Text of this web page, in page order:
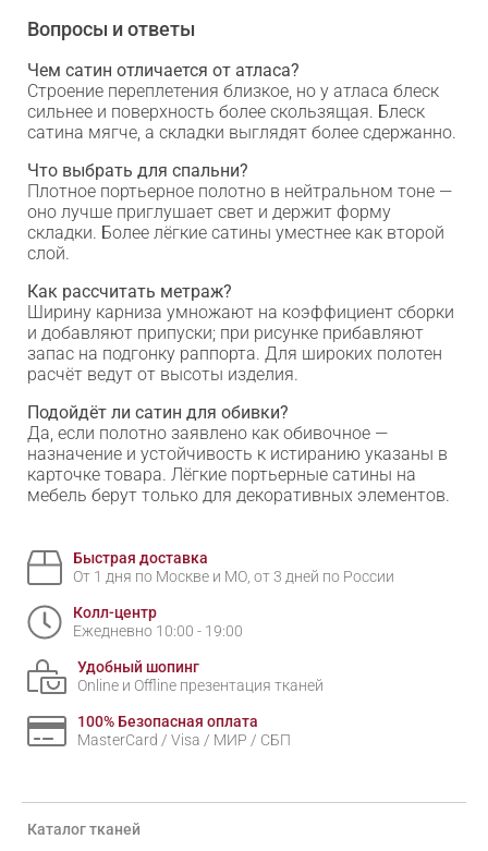
Вопросы и ответы
Чем сатин отличается от атласа?
Строение переплетения близкое, но у атласа блеск
сильнее и поверхность более скользящая. Блеск
сатина мягче, а складки выглядят более сдержанно.
Что выбрать для спальни?
Плотное портьерное полотно в нейтральном тоне —
оно лучше приглушает свет и держит форму
складки. Более лёгкие сатины уместнее как второй
слой.
Как рассчитать метраж?
Ширину карниза умножают на коэффициент сборки
и добавляют припуски; при рисунке прибавляют
запас на подгонку раппорта. Для широких полотен
расчёт ведут от высоты изделия.
Подойдёт ли сатин для обивки?
Да, если полотно заявлено как обивочное —
назначение и устойчивость к истиранию указаны в
карточке товара. Лёгкие портьерные сатины на
мебель берут только для декоративных элементов.
Быстрая доставка
От 1 дня по Москве и МО, от 3 дней по России
Колл-центр
Ежедневно 10:00 - 19:00
Удобный шопинг
Online и Offline презентация тканей
100% Безопасная оплата
MasterCard / Visa / МИР / СБП
Каталог тканей